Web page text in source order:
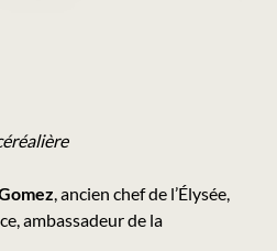
, ancien chef de l’Élysée,
ambassadeur de la